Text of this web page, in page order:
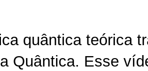
quântica teórica
Quântica. Esse